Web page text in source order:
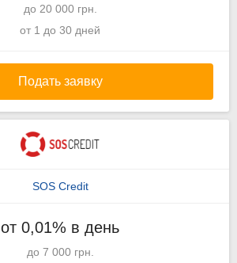
до 20 000 грн.
от 1 до 30 дней
Подать заявку
SOS Credit
от 0,01% в день
до 7 000 грн.